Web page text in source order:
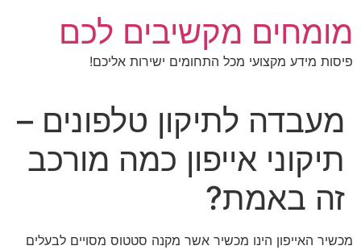
לתוכן
מומחים מקשיבים לכם
פיסות מידע מקצועי מכל התחומים ישירות אליכם!
מעבדה לתיקון טלפונים –
תיקוני אייפון כמה מורכב
זה באמת?
מכשיר האייפון הינו מכשיר אשר מקנה סטטוס מסויים לבעלים